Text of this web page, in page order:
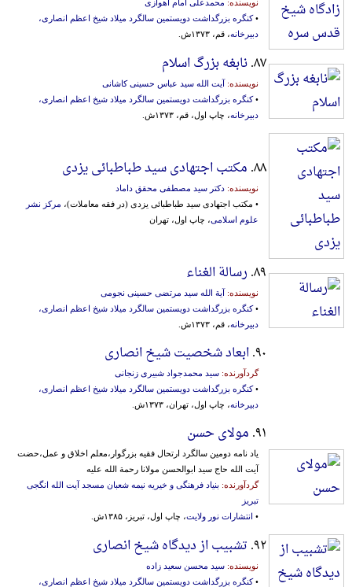
نویسنده: محمدعلی امام اهوازی
•کنگره بزرگداشت دویستمین سالگرد میلاد شیخ اعظم انصاری،
دبیرخانه، قم، ۱۳۷۳ش.
۸۷. نابغه بزرگ اسلام
نویسنده: آیت الله سید عباس حسینی کاشانی
•کنگره بزرگداشت دویستمین سالگرد میلاد شیخ اعظم انصاری،
دبیرخانه، چاپ اول، قم، ۱۳۷۳ش.
۸۸. مکتب اجتهادی سید طباطبائی یزدی
نویسنده: دکتر سید مصطفی محقق داماد
• مکتب اجتهادی سید طباطبائی یزدی (در فقه معاملات)، مرکز نشر
علوم اسلامی، چاپ اول، تهران
۸۹. رسالة الغناء
نویسنده: آیة الله سید مرتضی حسینی نجومی
•کنگره بزرگداشت دویستمین سالگرد میلاد شیخ اعظم انصاری،
دبیرخانه، قم، ۱۳۷۳ش.
۹۰. ابعاد شخصیت شیخ انصاری
گردآورنده: سید محمدجواد شبیری زنجانی
•کنگره بزرگداشت دویستمین سالگرد میلاد شیخ اعظم انصاری،
دبیرخانه، چاپ اول، تهران، ۱۳۷۳ش.
۹۱. مولای حسن
یاد نامه دومین سالگرد ارتحال فقیه بزرگوار،معلم اخلاق و عمل،حضت
آیت الله حاج سید ابوالحسن مولانا رحمة الله علیه
گردآورنده: بنیاد فرهنگی و خیریه نیمه شعبان مسجد آیت الله انگجی
تبریز
• انتشارات نور ولایت، چاپ اول، تبریز، ۱۳۸۵ش.
۹۲. تشبیب از دیدگاه شیخ انصاری
نویسنده: سید محسن سعید زاده
•کنگره بزرگداشت دویستمین سالگرد میلاد شیخ اعظم انصاری،